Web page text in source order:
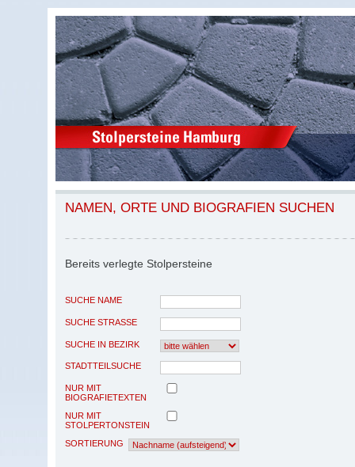
NAMEN, ORTE UND BIOGRAFIEN SUCHEN
Bereits verlegte Stolpersteine
SUCHE NAME
SUCHE STRASSE
SUCHE IN BEZIRK
STADTTEILSUCHE
NUR MIT
BIOGRAFIETEXTEN
NUR MIT
STOLPERTONSTEIN
SORTIERUNG